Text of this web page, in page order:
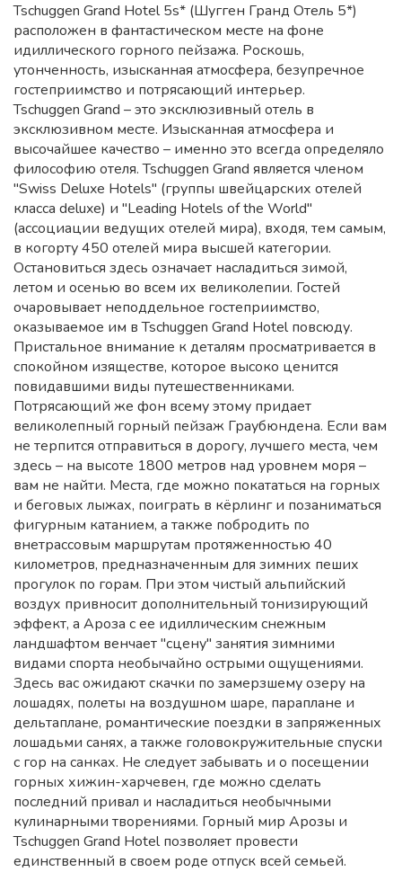
Tschuggen Grand Hotel 5s* (Шугген Гранд Отель 5*)
расположен в фантастическом месте на фоне
идиллического горного пейзажа. Роскошь,
утонченность, изысканная атмосфера, безупречное
гостеприимство и потрясающий интерьер.
Tschuggen Grand – это эксклюзивный отель в
эксклюзивном месте. Изысканная атмосфера и
высочайшее качество – именно это всегда определяло
философию отеля. Tschuggen Grand является членом
"Swiss Deluxe Hotels" (группы швейцарских отелей
класса deluxe) и "Leading Hotels of the World"
(ассоциации ведущих отелей мира), входя, тем самым,
в когорту 450 отелей мира высшей категории.
Остановиться здесь означает насладиться зимой,
летом и осенью во всем их великолепии. Гостей
очаровывает неподдельное гостеприимство,
оказываемое им в Tschuggen Grand Hotel повсюду.
Пристальное внимание к деталям просматривается в
спокойном изяществе, которое высоко ценится
повидавшими виды путешественниками.
Потрясающий же фон всему этому придает
великолепный горный пейзаж Граубюндена. Если вам
не терпится отправиться в дорогу, лучшего места, чем
здесь – на высоте 1800 метров над уровнем моря –
вам не найти. Места, где можно покататься на горных
и беговых лыжах, поиграть в кёрлинг и позаниматься
фигурным катанием, а также побродить по
внетрассовым маршрутам протяженностью 40
километров, предназначенным для зимних пеших
прогулок по горам. При этом чистый альпийский
воздух привносит дополнительный тонизирующий
эффект, а Ароза с ее идиллическим снежным
ландшафтом венчает "сцену" занятия зимними
видами спорта необычайно острыми ощущениями.
Здесь вас ожидают скачки по замерзшему озеру на
лошадях, полеты на воздушном шаре, параплане и
дельтаплане, романтические поездки в запряженных
лошадьми санях, а также головокружительные спуски
с гор на санках. Не следует забывать и о посещении
горных хижин-харчевен, где можно сделать
последний привал и насладиться необычными
кулинарными творениями. Горный мир Арозы и
Tschuggen Grand Hotel позволяет провести
единственный в своем роде отпуск всей семьей.